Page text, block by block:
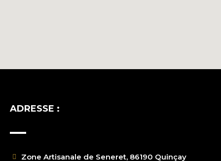
ADRESSE :
Zone Artisanale de Seneret, 86190 Quinçay